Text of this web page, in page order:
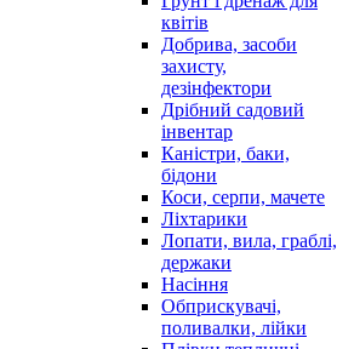
квітів
Добрива, засоби
захисту,
дезінфектори
Дрібний садовий
інвентар
Каністри, баки,
бідони
Коси, серпи, мачете
Ліхтарики
Лопати, вила, граблі,
держаки
Насіння
Обприскувачі,
поливалки, лійки